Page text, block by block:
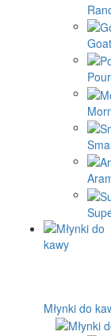
Młynki do